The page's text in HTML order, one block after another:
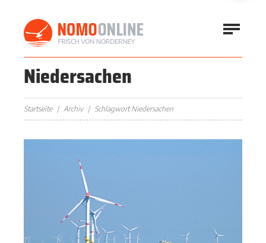
Niedersachen
Startseite Archiv Schlagwort Niedersachen